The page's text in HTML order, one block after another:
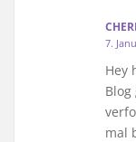
7.
Hey
mal